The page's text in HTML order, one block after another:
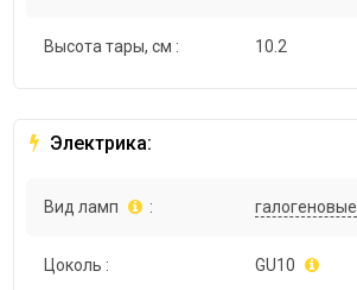
Высота тары, см : 10.2
Электрика:
Вид ламп : галогеновые
Цоколь : GU10